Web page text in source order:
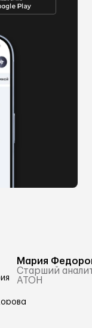
Мария
Старший
АТОН